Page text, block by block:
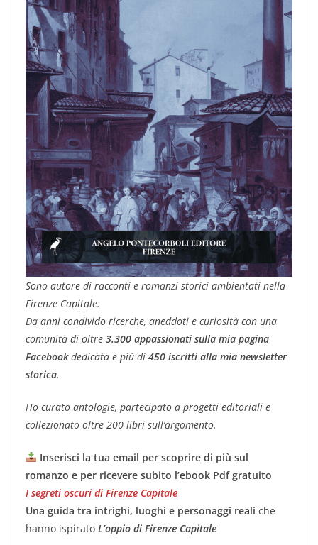
Sono autore di racconti e romanzi storici ambientati nella
Firenze Capitale.
Da anni condivido ricerche, aneddoti e curiosità con una
comunità di oltre 3.300 appassionati sulla mia pagina
Facebookdedicata e più di 450 iscritti alla mia newsletter
storica.
Ho curato antologie, partecipato a progetti editoriali e
collezionato oltre 200 libri sull’argomento.
Inserisci la tua email per scoprire di più sul
romanzo e per ricevere subito l’ebook Pdf gratuito
I segreti oscuri di Firenze Capitale
Una guida tra intrighi, luoghi e personaggi reali che
hanno ispirato L’oppio di Firenze Capitale